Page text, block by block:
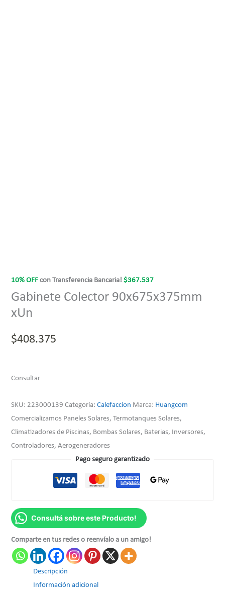
10% OFF con Transferencia Bancaria!$367.537
Gabinete Colector 90x675x375mm
xUn
$408.375
Consultar
SKU: 223000139 Categoría:Calefaccion Marca: Huangcom
Comercializamos Paneles Solares, Termotanques Solares,
Climatizadores de Piscinas, Bombas Solares, Baterias, Inversores,
Controladores, Aerogeneradores
Pago seguro garantizado
Consultá sobre este Producto!
Comparte en tus redes o reenvíalo a un amigo!
Descripción
Información adicional